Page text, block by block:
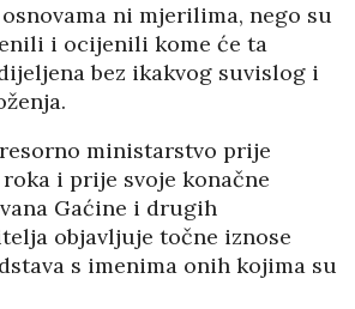
ni mjerilima, nego su
i ocijenili kome će ta
bez ikakvog suvislog i
ministarstvo prije
i prije svoje konačne
Gaćine i drugih
objavljuje točne iznose
s imenima onih kojima su